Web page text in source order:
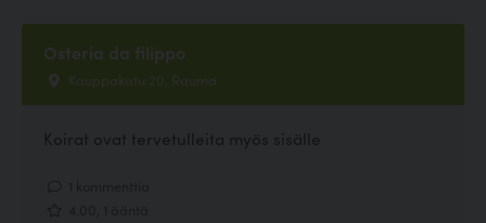
Osteria da filippo
Kauppakatu 20, Rauma
Koirat ovat tervetulleita myös sisälle